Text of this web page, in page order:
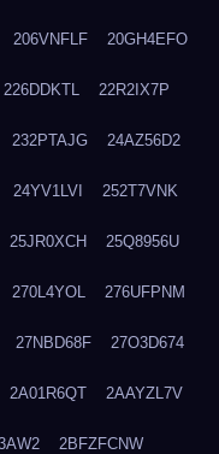
206VNFLF 20GH4EFO
226DDKTL 22R2IX7P
232PTAJG 24AZ56D2
24YV1LVI 252T7VNK
25JR0XCH 25Q8956U
270L4YOL 276UFPNM
27NBD68F 27O3D674
2A01R6QT 2AAYZL7V
2BFZFCNW